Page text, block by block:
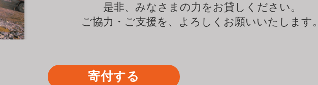
是非、みなさまの力をお貸しください。
ご協力・ご支援を、よろしくお願いいたします。
寄付する